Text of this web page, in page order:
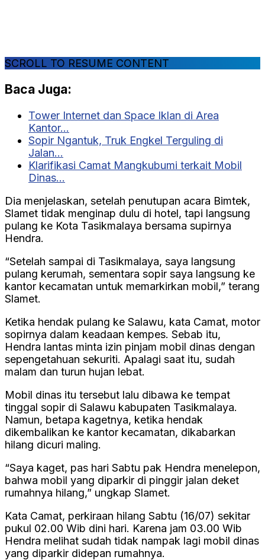
SCROLL TO RESUME CONTENT
Baca Juga:
Tower Internet dan Space Iklan di Area
Kantor…
Sopir Ngantuk, Truk Engkel Terguling di
Jalan…
Klarifikasi Camat Mangkubumi terkait Mobil
Dinas…
Dia menjelaskan, setelah penutupan acara Bimtek,
Slamet tidak menginap dulu di hotel, tapi langsung
pulang ke Kota Tasikmalaya bersama supirnya
Hendra.
“Setelah sampai di Tasikmalaya, saya langsung
pulang kerumah, sementara sopir saya langsung ke
kantor kecamatan untuk memarkirkan mobil,” terang
Slamet.
Ketika hendak pulang ke Salawu, kata Camat, motor
sopirnya dalam keadaan kempes. Sebab itu,
Hendra lantas minta izin pinjam mobil dinas dengan
sepengetahuan sekuriti. Apalagi saat itu, sudah
malam dan turun hujan lebat.
Mobil dinas itu tersebut lalu dibawa ke tempat
tinggal sopir di Salawu kabupaten Tasikmalaya.
Namun, betapa kagetnya, ketika hendak
dikembalikan ke kantor kecamatan, dikabarkan
hilang dicuri maling.
“Saya kaget, pas hari Sabtu pak Hendra menelepon,
bahwa mobil yang diparkir di pinggir jalan deket
rumahnya hilang,” ungkap Slamet.
Kata Camat, perkiraan hilang Sabtu (16/07) sekitar
pukul 02.00 Wib dini hari. Karena jam 03.00 Wib
Hendra melihat sudah tidak nampak lagi mobil dinas
yang diparkir didepan rumahnya.